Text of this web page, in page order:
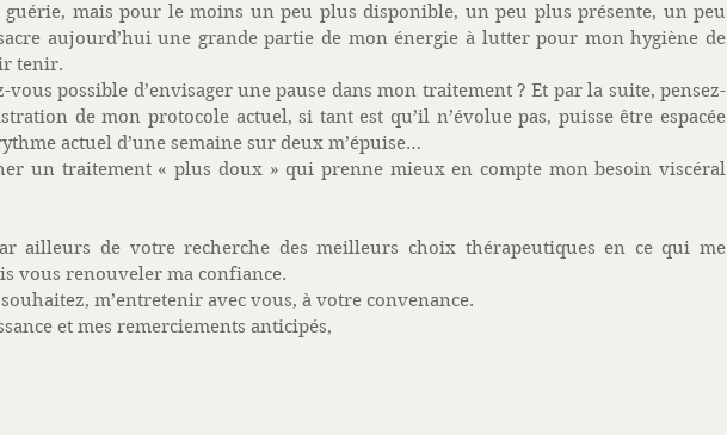
guérie, mais pour le moins un peu plus disponible, un peu plus présente, un peu
aujourd’hui une grande partie de mon énergie à lutter pour mon hygiène de
tenir.
vous possible d’envisager une pause dans mon traitement ? Et par la suite, pensez-
de mon protocole actuel, si tant est qu’il n’évolue pas, puisse être espacée
actuel d’une semaine sur deux m’épuise…
un traitement « plus doux » qui prenne mieux en compte mon besoin viscéral
ailleurs de votre recherche des meilleurs choix thérapeutiques en ce qui me
vous renouveler ma confiance.
m’entretenir avec vous, à votre convenance.
et mes remerciements anticipés,